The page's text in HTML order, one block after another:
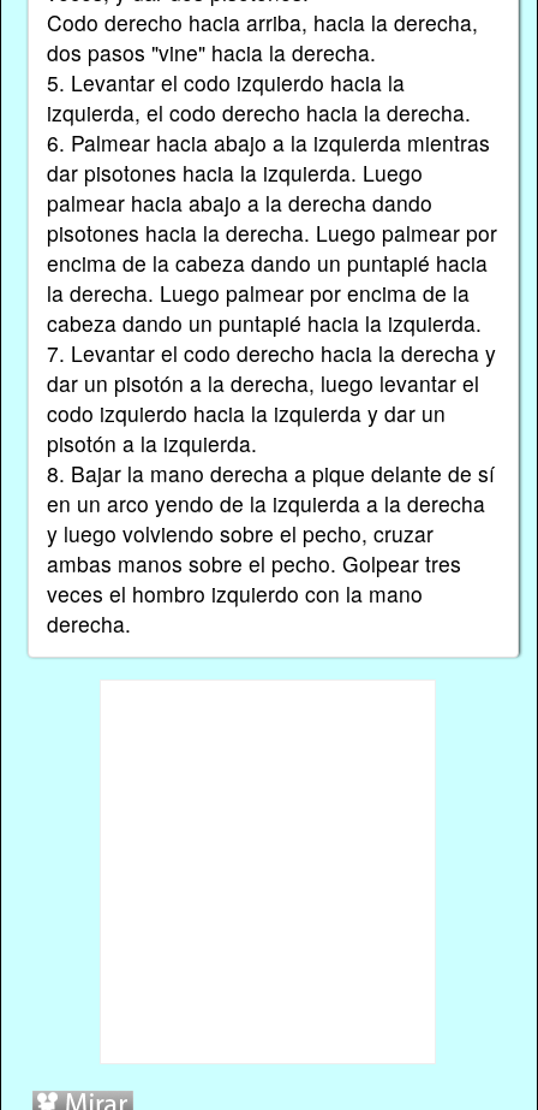
Codo derecho hacia arriba, hacia la derecha,
dos pasos "vine" hacia la derecha.
5. Levantar el codo izquierdo hacia la
izquierda, el codo derecho hacia la derecha.
6. Palmear hacia abajo a la izquierda mientras
dar pisotones hacia la izquierda. Luego
palmear hacia abajo a la derecha dando
pisotones hacia la derecha. Luego palmear por
encima de la cabeza dando un puntapié hacia
la derecha. Luego palmear por encima de la
cabeza dando un puntapié hacia la izquierda.
7. Levantar el codo derecho hacia la derecha y
dar un pisotón a la derecha, luego levantar el
codo izquierdo hacia la izquierda y dar un
pisotón a la izquierda.
8. Bajar la mano derecha a pique delante de sí
en un arco yendo de la izquierda a la derecha
y luego volviendo sobre el pecho, cruzar
ambas manos sobre el pecho. Golpear tres
veces el hombro izquierdo con la mano
derecha.